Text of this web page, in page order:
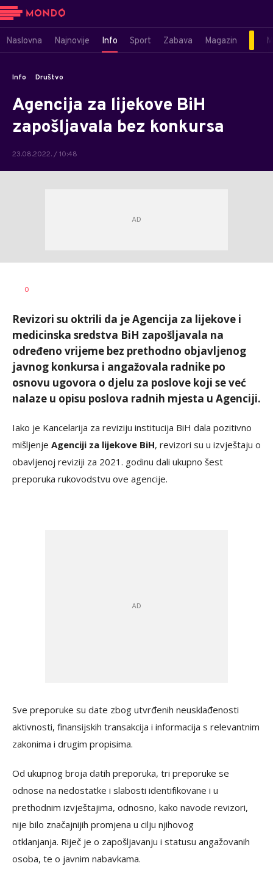
Naslovna Najnovije Info Sport Zabava Magazin
Info Društvo
Agencija za lijekove BiH
zapošljavala bez konkursa
23.08.2022. / 10:48
AUTOR
0
Revizori su oktrili da je Agencija za lijekove i
medicinska sredstva BiH zapošljavala na
određeno vrijeme bez prethodno objavljenog
javnog konkursa i angažovala radnike po
osnovu ugovora o djelu za poslove koji se već
nalaze u opisu poslova radnih mjesta u Agenciji.
Iako je Kancelarija za reviziju institucija BiH dala pozitivno
mišljenje Agenciji za lijekove BiH, revizori su u izvještaju o
obavljenoj reviziji za 2021. godinu dali ukupno šest
preporuka rukovodstvu ove agencije.
Sve preporuke su date zbog utvrđenih neusklađenosti
aktivnosti, finansijskih transakcija i informacija s relevantnim
zakonima i drugim propisima.
Od ukupnog broja datih preporuka, tri preporuke se
odnose na nedostatke i slabosti identifikovane i u
prethodnim izvještajima, odnosno, kako navode revizori,
nije bilo značajnijih promjena u cilju njihovog
otklanjanja. Riječ je o zapošljavanju i statusu angažovanih
osoba, te o javnim nabavkama.